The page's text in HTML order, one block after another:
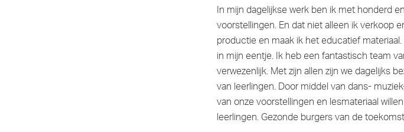
In mijn dagelijkse werk ben ik met honderd
voorstellingen. En dat niet alleen ik verkoop
productie en maak ik het educatief
in mijn eentje. Ik heb een fantastisch team
verwezenlijk. Met zijn allen zijn we dagelijks
van leerlingen. Door middel van dans-
van onze voorstellingen en lesmateriaal
leerlingen. Gezonde burgers van de